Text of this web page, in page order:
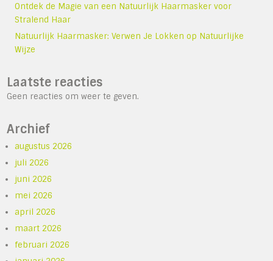
Ontdek de Magie van een Natuurlijk Haarmasker voor
Stralend Haar
Natuurlijk Haarmasker: Verwen Je Lokken op Natuurlijke
Wijze
Laatste reacties
Geen reacties om weer te geven.
Archief
augustus 2026
juli 2026
juni 2026
mei 2026
april 2026
maart 2026
februari 2026